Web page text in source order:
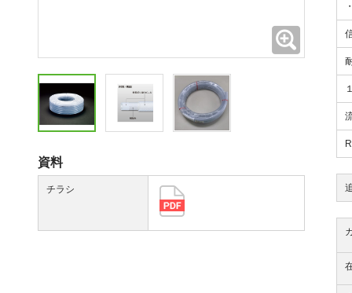
資料
チラシ